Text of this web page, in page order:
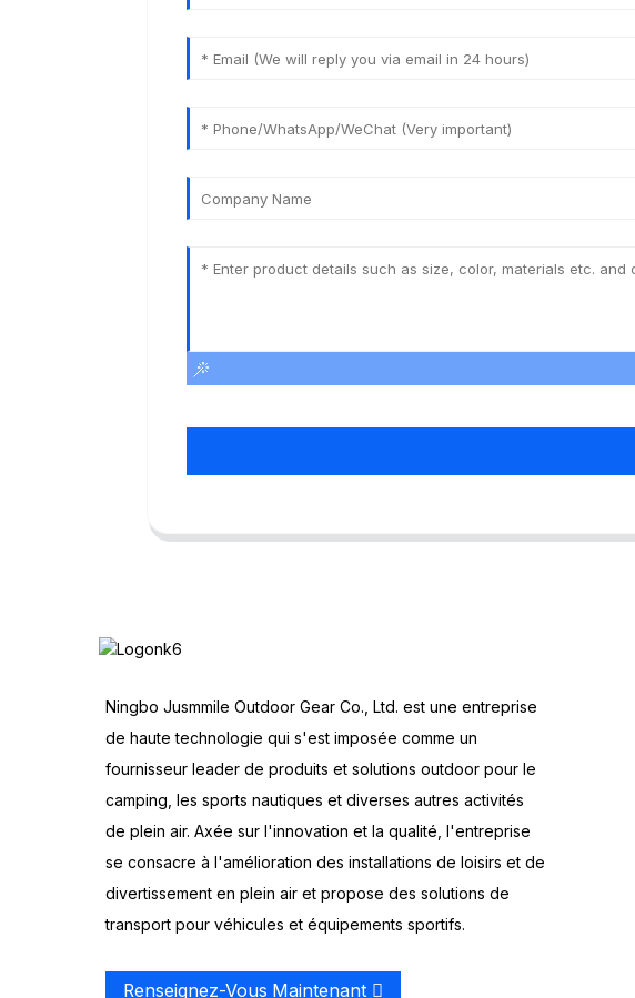
Ningbo Jusmmile Outdoor Gear Co., Ltd. est une entreprise
de haute technologie qui s'est imposée comme un
fournisseur leader de produits et solutions outdoor pour le
camping, les sports nautiques et diverses autres activités
de plein air. Axée sur l'innovation et la qualité, l'entreprise
se consacre à l'amélioration des installations de loisirs et de
divertissement en plein air et propose des solutions de
transport pour véhicules et équipements sportifs.
Renseignez-Vous Maintenant